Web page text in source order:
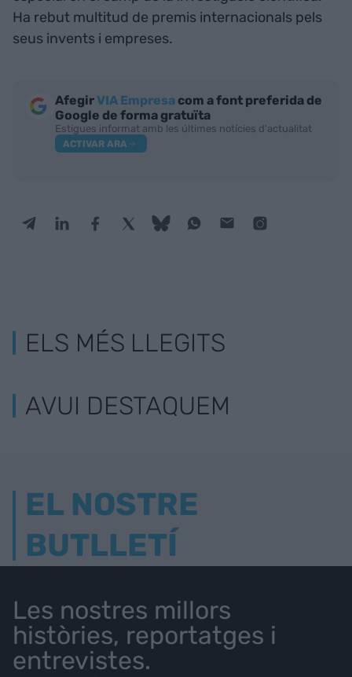
Ha rebut multitud de premis internacionals pels
seus invents i empreses.
AfegirVIA Empresa com a font preferida de
Google de forma gratuïta
Estigues informat amb les últimes notícies d'actualitat
ACTIVAR ARA
ELS MÉS LLEGITS
AVUI DESTAQUEM
EL NOSTRE
BUTLLETÍ
Les nostres millors
històries, reportatges i
entrevistes.